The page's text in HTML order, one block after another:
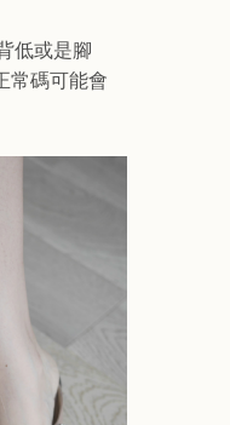
低或是腳
常碼可能會